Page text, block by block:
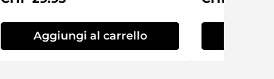
Aggiungi al carrello